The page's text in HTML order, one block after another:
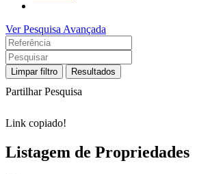
Ver Pesquisa Avançada
Limpar filtro Resultados
Partilhar Pesquisa
Link copiado!
Listagem de Propriedades